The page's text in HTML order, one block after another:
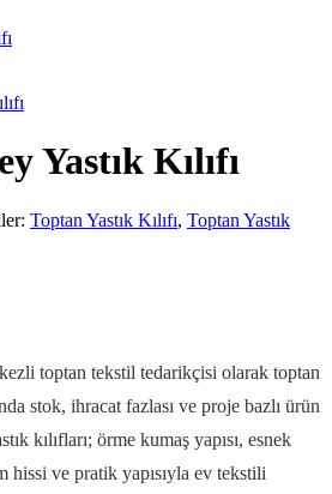
Yastık Kılıfı
Toptan Yastık Kılıfı, Toptan Yastık
toptan tekstil tedarikçisi olarak toptan
stok, ihracat fazlası ve proje bazlı ürün
kılıfları; örme kumaş yapısı, esnek
hissi ve pratik yapısıyla ev tekstili